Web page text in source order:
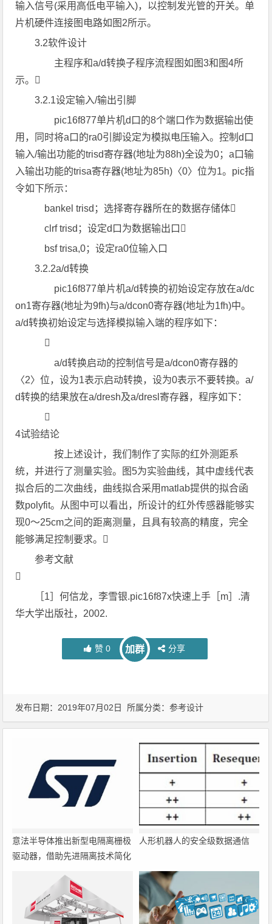
输入信号(采用高低电平输入)，以控制发光管的开关。单
片机硬件连接图电路如图2所示。
3.2软件设计
主程序和a/d转换子程序流程图如图3和图4所
示。
3.2.1设定输入/输出引脚
pic16f877单片机d口的8个端口作为数据输出使
用，同时将a口的ra0引脚设定为模拟电压输入。控制d口
输入/输出功能的trisd寄存器(地址为88h)全设为0；a口输
入输出功能的trisa寄存器(地址为85h)〈0〉位为1。pic指
令如下所示：
bankel trisd；选择寄存器所在的数据存储体
clrf trisd；设定d口为数据输出口
bsf trisa,0；设定ra0位输入口
3.2.2a/d转换
pic16f877单片机a/d转换的初始设定存放在a/dc
on1寄存器(地址为9fh)与a/dcon0寄存器(地址为1fh)中。
a/d转换初始设定与选择模拟输入端的程序如下：

a/d转换启动的控制信号是a/dcon0寄存器的
〈2〉位，设为1表示启动转换，设为0表示不要转换。a/
d转换的结果放在a/dresh及a/dresl寄存器，程序如下：

4试验结论
按上述设计，我们制作了实际的红外测距系
统，并进行了测量实验。图5为实验曲线，其中虚线代表
拟合后的二次曲线，曲线拟合采用matlab提供的拟合函
数polyfit。从图中可以看出，所设计的红外传感器能够实
现0～25cm之间的距离测量，且具有较高的精度，完全
能够满足控制要求。
参考文献

［1］何信龙，李雪银.pic16f87x快速上手［m］.清
华大学出版社，2002.
赞 0 加群 分享
发布日期：2019年07月02日 所属分类：参考设计
意法半导体推出新型电隔离栅极
驱动器，借助先进隔离技术简化
人形机器人的安全级数据通信